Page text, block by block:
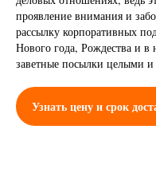
проявление внимания и
рассылку корпоративных
Нового года, Рождества и в
заветные посылки целыми
Узнать цену и срок